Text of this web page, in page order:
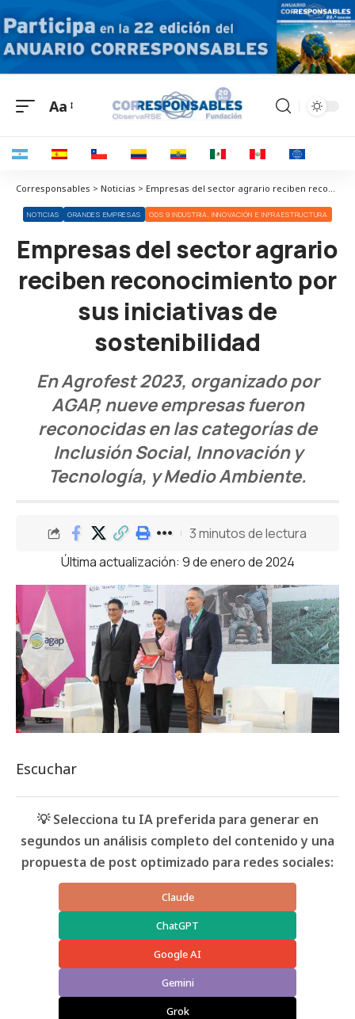
Aa
Corresponsables > Noticias > Empresas del sector agrario reciben reconocimiento por sus iniciativas de sostenibilidad
NOTICIAS GRANDES EMPRESAS ODS 9 INDUSTRIA, INNOVACIÓN E INFRAESTRUCTURA
Empresas del sector agrario
reciben reconocimiento por
sus iniciativas de
sostenibilidad
En Agrofest 2023, organizado por
AGAP, nueve empresas fueron
reconocidas en las categorías de
Inclusión Social, Innovación y
Tecnología, y Medio Ambiente.
Última actualización: 9 de enero de 2024
3 minutos de lectura
Escuchar
💡 Selecciona tu IA preferida para generar en
segundos un análisis completo del contenido y una
propuesta de post optimizado para redes sociales:
Claude
ChatGPT
Google AI
Gemini
Grok